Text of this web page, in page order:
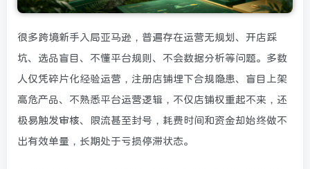
很多跨境新手入局亚马逊，普遍存在运营无规划、开店踩
坑、选品盲目、不懂平台规则、不会数据分析等问题。多数
人仅凭碎片化经验运营，注册店铺埋下合规隐患、盲目上架
高危产品、不熟悉平台运营逻辑，不仅店铺权重起不来，还
极易触发审核、限流甚至封号，耗费时间和资金却始终做不
出有效单量，长期处于亏损停滞状态。